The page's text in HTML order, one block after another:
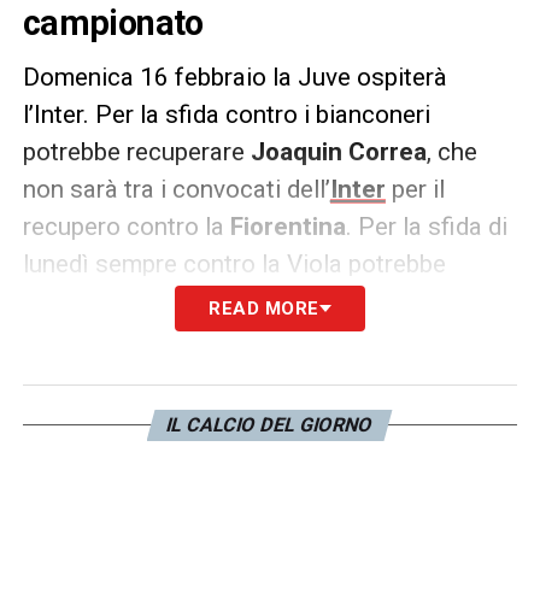
campionato
Domenica 16 febbraio la Juve ospiterà
l’Inter. Per la sfida contro i bianconeri
potrebbe recuperare Joaquin Correa, che
non sarà tra i convocati dell’Inter per il
recupero contro la Fiorentina. Per la sfida di
lunedì sempre contro la Viola potrebbe
invece riaccomodarsi in panchina e
l’obiettivo è riaverlo a disposizione contro
mostra anche che Inzaghi
READ MORE
IL CALCIO DEL GIORNO